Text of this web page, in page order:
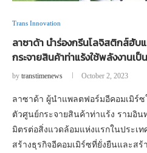
Trans Innovation
ลาซาด้า นำร่องกรีนโลจิสติกส์ฮับ
กระจายสินค้าท่าแร้งใช้พลังงานเ
by transtimenews October 2, 2023
ลาซาด้า ผู้นำแพลตฟอร์มอีคอมเมิร์ซ
ตัวศูนย์กระจายสินค้าท่าแร้ง รามอิ
มิตรต่อสิ่งแวดล้อมแห่งแรกในประเ
สร้างธุรกิจอีคอมเมิร์ซที่ยั่งยืนและสร้